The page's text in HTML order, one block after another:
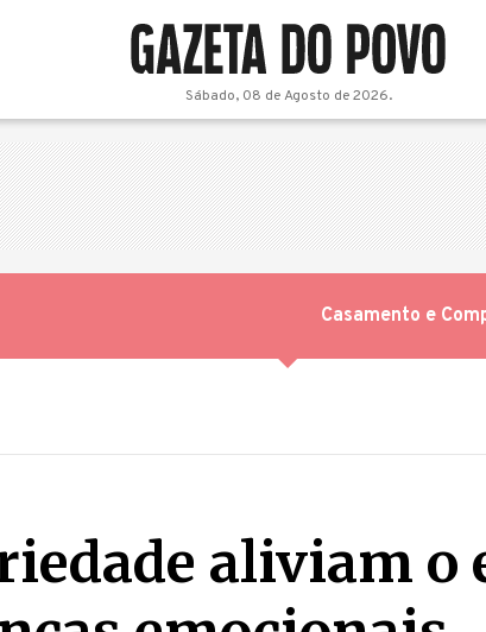
Sábado, 08 de Agosto de 2026.
Casamento e
aliviam o